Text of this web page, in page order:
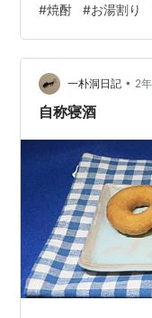
焚き火と焼酎のお
ます。 ☆焚き火の
すリラックス効果
焼酎のお湯割りの
り方 焼酎の選び方
#焼酎 #お湯割り
一朴洞日記 • 2
自称寝酒